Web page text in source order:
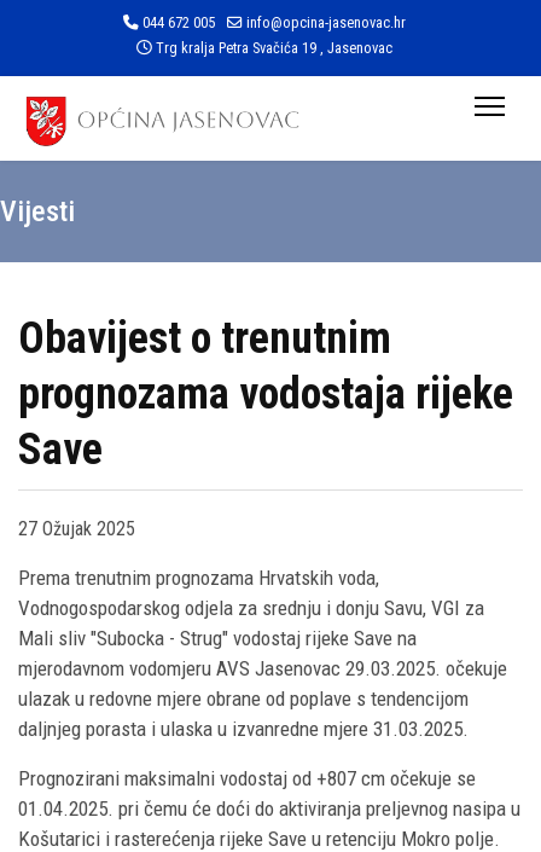
044 672 005
info@opcina-jasenovac.hr
Trg kralja Petra Svačića 19 , Jasenovac
Vijesti
Obavijest o trenutnim
prognozama vodostaja rijeke
Save
27 Ožujak 2025
Prema trenutnim prognozama Hrvatskih voda,
Vodnogospodarskog odjela za srednju i donju Savu, VGI za
Mali sliv "Subocka - Strug" vodostaj rijeke Save na
mjerodavnom vodomjeru AVS Jasenovac 29.03.2025. očekuje
ulazak u redovne mjere obrane od poplave s tendencijom
daljnjeg porasta i ulaska u izvanredne mjere 31.03.2025.
Prognozirani maksimalni vodostaj od +807 cm očekuje se
01.04.2025. pri čemu će doći do aktiviranja preljevnog nasipa u
Košutarici i rasterećenja rijeke Save u retenciju Mokro polje.